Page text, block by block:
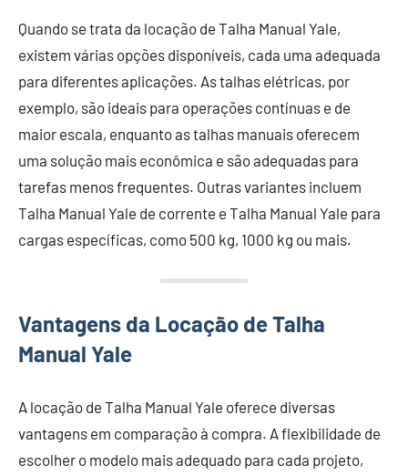
Quando se trata da locação de Talha Manual Yale,
existem várias opções disponíveis, cada uma adequada
para diferentes aplicações. As talhas elétricas, por
exemplo, são ideais para operações contínuas e de
maior escala, enquanto as talhas manuais oferecem
uma solução mais econômica e são adequadas para
tarefas menos frequentes. Outras variantes incluem
Talha Manual Yale de corrente e Talha Manual Yale para
cargas específicas, como 500 kg, 1000 kg ou mais.
Vantagens da Locação de Talha
Manual Yale
A locação de Talha Manual Yale oferece diversas
vantagens em comparação à compra. A flexibilidade de
escolher o modelo mais adequado para cada projeto,